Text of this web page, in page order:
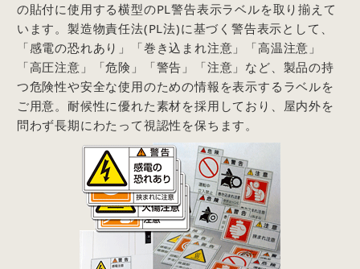
の貼付に使用する横型のPL警告表示ラベルを取り揃えて
います。製造物責任法(PL法)に基づく警告表示として、
「感電の恐れあり」「巻き込まれ注意」「高温注意」
「高圧注意」「危険」「警告」「注意」など、製品の持
つ危険性や安全な使用のための情報を表示するラベルを
ご用意。耐候性に優れた素材を採用しており、屋内外を
問わず長期にわたって視認性を保ちます。